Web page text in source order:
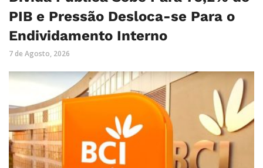
PIB e Pressão Desloca-se Para o
Endividamento Interno
7 de Agosto, 2026